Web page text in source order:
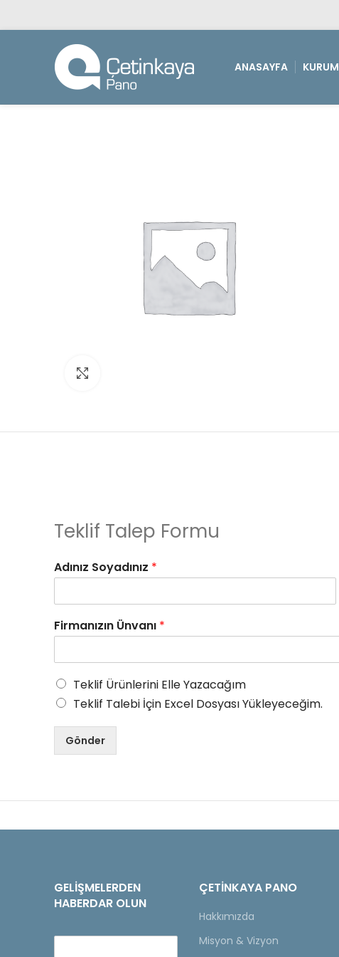
ANASAYFA
Teklif Talep Formu
Adınız Soyadınız *
Firmanızın Ünvanı *
Teklif Ürünlerini Elle Yazacağım
Teklif Talebi İçin Excel Dosyası Yükleyeceğim.
Gönder
GELIŞMELERDEN
HABERDAR OLUN
ÇETINKAYA PANO
Hakkımızda
Misyon & Vizyon